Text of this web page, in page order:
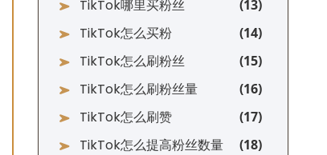
TikTok哪里买粉丝
TikTok怎么买粉
TikTok怎么刷粉丝
TikTok怎么刷粉丝量
TikTok怎么刷赞
TikTok怎么提高粉丝数量